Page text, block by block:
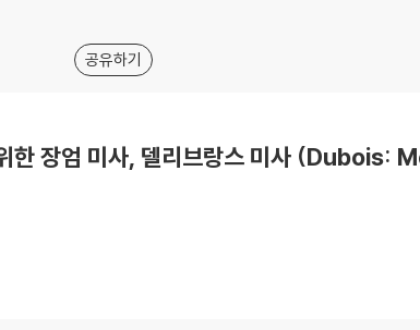
공유하기
장엄 미사, 델리브랑스 미사